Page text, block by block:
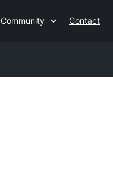
Community Contact